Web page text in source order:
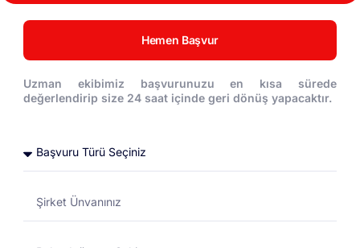
UTTS Kullanarak Akaryakıt Maliyetinizi %20
Düşürün!
Hemen Başvur
Uzman ekibimiz başvurunuzu en kısa sürede
değerlendirip size 24 saat içinde geri dönüş yapacaktır.